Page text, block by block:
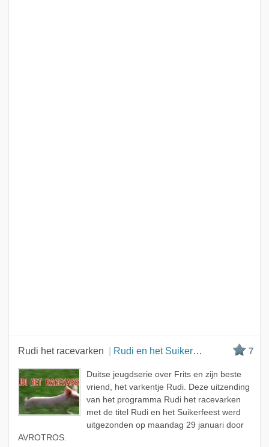
Rudi het racevarken Rudi en het Suikerfeest 7
Duitse jeugdserie over Frits en zijn beste
vriend, het varkentje Rudi. Deze uitzending
van het programma Rudi het racevarken
met de titel Rudi en het Suikerfeest werd
uitgezonden op maandag 29 januari door
AVROTROS.